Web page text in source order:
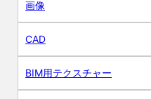
画像
CAD
BIM用テクスチャー